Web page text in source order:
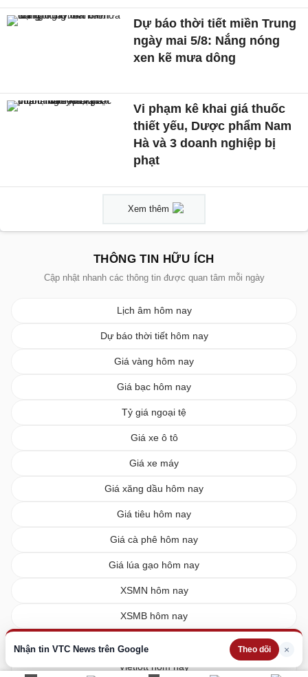
Nhận tin VTC News trên Google Theo dõi ×
Dự báo thời tiết miền Trung
ngày mai 5/8: Nắng nóng
xen kẽ mưa dông
Vi phạm kê khai giá thuốc
thiết yếu, Dược phẩm Nam
Hà và 3 doanh nghiệp bị
phạt
Xem thêm
THÔNG TIN HỮU ÍCH
Cập nhật nhanh các thông tin được quan tâm mỗi ngày
Lịch âm hôm nay
Dự báo thời tiết hôm nay
Giá vàng hôm nay
Giá bạc hôm nay
Tỷ giá ngoại tệ
Giá xe ô tô
Giá xe máy
Giá xăng dầu hôm nay
Giá tiêu hôm nay
Giá cà phê hôm nay
Giá lúa gạo hôm nay
XSMN hôm nay
XSMB hôm nay
Vietlott hôm nay